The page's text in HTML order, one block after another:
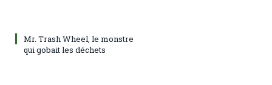
Mr. Trash Wheel, le monstre
qui gobait les déchets